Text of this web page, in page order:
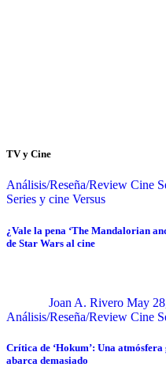
TV y Cine
Análisis/Reseña/Review Cine
Series y cine Versus
¿Vale la pena ‘The Mandalorian
de Star Wars al cine
Joan A. Rivero May
Análisis/Reseña/Review Cine
Crítica de ‘Hokum’: Una
abarca demasiado